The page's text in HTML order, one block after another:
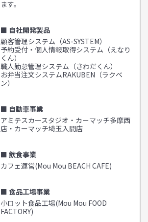
ます。
■ 自社開発製品
顧客管理システム（AS-SYSTEM）
予約受付・個人情報取得システム（えなり
くん）
職人勤怠管理システム（さわだくん）
お弁当注文システムRAKUBEN（ラクベ
ン）
■ 自動車事業
アミテスカースタジオ・カーマッチ多摩西
店・カーマッチ埼玉入間店
■ 飲食事業
カフェ運営(Mou Mou BEACH CAFE)
■ 食品工場事業
小ロット食品工場(Mou Mou FOOD
FACTORY)